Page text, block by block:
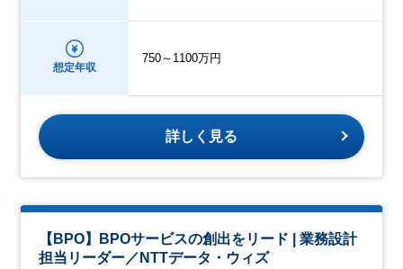
想定年収
750～1100万円
詳しく見る
【BPO】BPOサービスの創出をリード | 業務設計
担当リーダー／NTTデータ・ウィズ